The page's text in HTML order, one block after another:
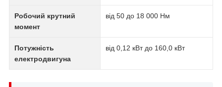
Робочий крутний
момент
від 50 до 18 000 Нм
Потужність
електродвигуна
від 0,12 кВт до 160,0 кВт